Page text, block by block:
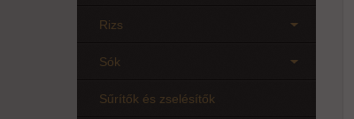
Rizs
Sók
Sűrítők és zselésítők